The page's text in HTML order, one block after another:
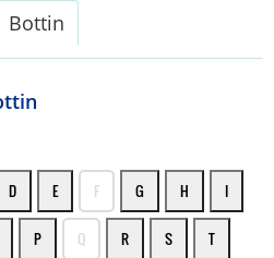
Bottin
D E F G H I
P Q R S T